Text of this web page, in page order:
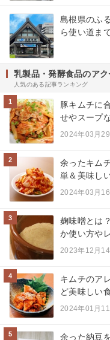
島根県のふ
ら使い道ま
乳製品・発酵食品のア
人気のある記事ランキング
1
豚キムチに
せやスープ
2024年03月29
2
余ったキム
単＆美味し
2024年03月16
3
麹味噌とは
か使い方や
2023年12月14
4
キムチのア
ど美味しい
2024年01月11
5
余った納豆